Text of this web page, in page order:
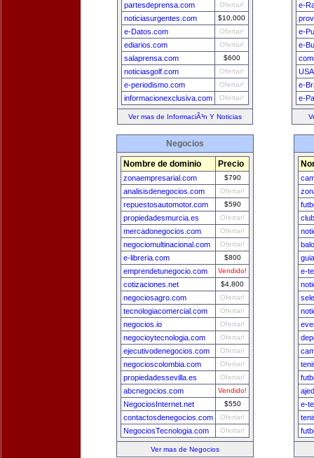
partesdeprensa.com Ofertar!
noticiasurgentes.com $10,000
e-Datos.com Ofertar!
ediarios.com Ofertar!
salaprensa.com $600
noticiasgolf.com Ofertar!
e-periodismo.com Ofertar!
informacionexclusiva.com Ofertar!
Ver mas de InformaciÃ³n Y Noticias
e-
e-
e-
e-
e-
Negocios
Nombre de dominio Precio
zonaempresarial.com $790
analisisdenegocios.com Ofertar!
repuestosautomotor.com $590
propiedadesmurcia.es Ofertar!
mercadonegocios.com Ofertar!
negociomultinacional.com Ofertar!
e-libreria.com $800
emprendetunegocio.com Vendido!
cotizaciones.net $4,800
negociosagro.com Ofertar!
tecnologiacomercial.com Ofertar!
negocios.io Ofertar!
negocioytecnologia.com Ofertar!
ejecutivodenegocios.com Ofertar!
negocioscolombia.com Ofertar!
propiedadessevilla.es Ofertar!
abcnegocios.com Vendido!
NegociosInternet.net $550
contactosdenegocios.com Ofertar!
NegociosTecnologia.com Ofertar!
Ver mas de Negocios
e-
e-